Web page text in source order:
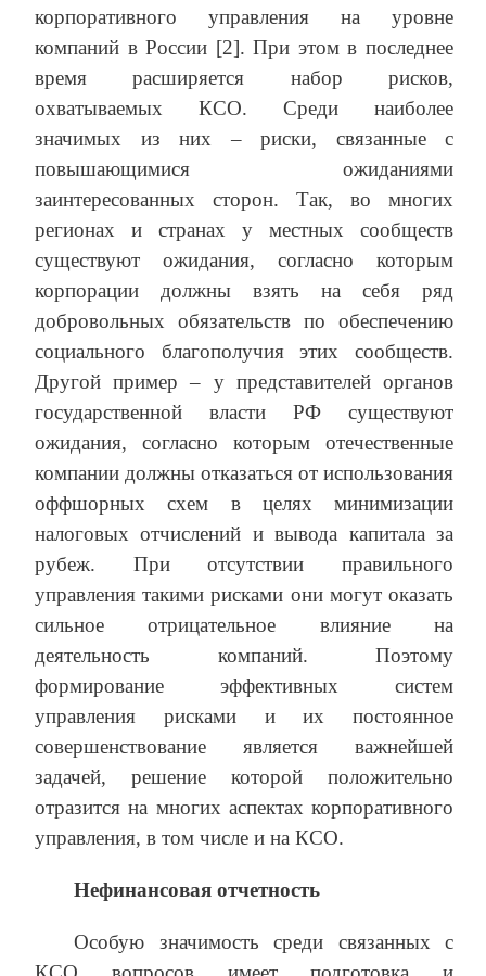
корпоративного управления на уровне
компаний в России [2]. При этом в последнее
время расширяется набор рисков,
охватываемых КСО. Среди наиболее
значимых из них – риски, связанные с
повышающимися ожиданиями
заинтересованных сторон. Так, во многих
регионах и странах у местных сообществ
существуют ожидания, согласно которым
корпорации должны взять на себя ряд
добровольных обязательств по обеспечению
социального благополучия этих сообществ.
Другой пример – у представителей органов
государственной власти РФ существуют
ожидания, согласно которым отечественные
компании должны отказаться от использования
оффшорных схем в целях минимизации
налоговых отчислений и вывода капитала за
рубеж. При отсутствии правильного
управления такими рисками они могут оказать
сильное отрицательное влияние на
деятельность компаний. Поэтому
формирование эффективных систем
управления рисками и их постоянное
совершенствование является важнейшей
задачей, решение которой положительно
отразится на многих аспектах корпоративного
управления, в том числе и на КСО.
Нефинансовая отчетность
Особую значимость среди связанных с